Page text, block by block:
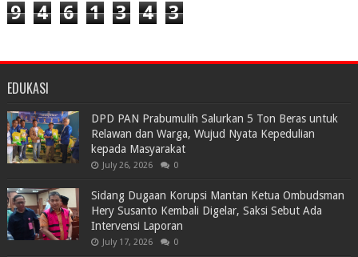
9 4 6 1 3 4 3
EDUKASI
DPD PAN Prabumulih Salurkan 5 Ton Beras untuk
Relawan dan Warga, Wujud Nyata Kepedulian
kepada Masyarakat
July 26, 2026 0
Sidang Dugaan Korupsi Mantan Ketua Ombudsman
Hery Susanto Kembali Digelar, Saksi Sebut Ada
Intervensi Laporan
July 17, 2026 0